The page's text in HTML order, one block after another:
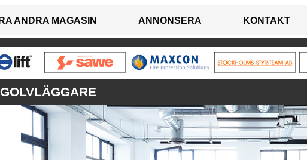
ANDRA MAGASIN ANNONSERA KONTAKT